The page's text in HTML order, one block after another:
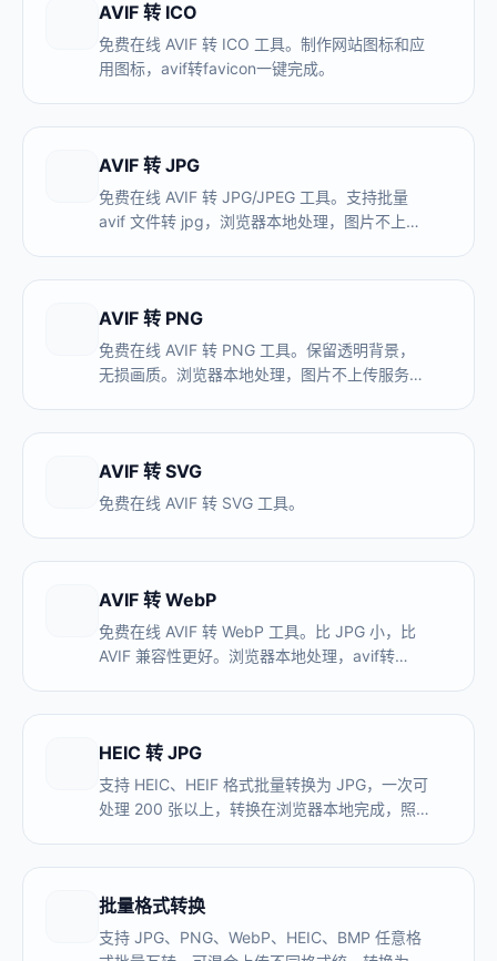
AVIF 转 ICO
免费在线 AVIF 转 ICO 工具。制作网站图标和应
用图标，avif转favicon一键完成。
AVIF 转 JPG
免费在线 AVIF 转 JPG/JPEG 工具。支持批量
avif 文件转 jpg，浏览器本地处理，图片不上传
AVIF 转 PNG
免费在线 AVIF 转 PNG 工具。保留透明背景，
无损画质。浏览器本地处理，图片不上传服务
AVIF 转 SVG
免费在线 AVIF 转 SVG 工具。
AVIF 转 WebP
免费在线 AVIF 转 WebP 工具。比 JPG 小，比
AVIF 兼容性更好。浏览器本地处理，avif转
HEIC 转 JPG
支持 HEIC、HEIF 格式批量转换为 JPG，一次可
处理 200 张以上，转换在浏览器本地完成，照
批量格式转换
支持 JPG、PNG、WebP、HEIC、BMP 任意格